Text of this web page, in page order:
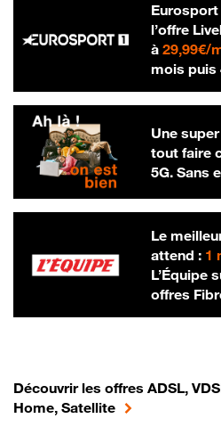
l’offre
à 29,99€/
mois puis
Une
tout faire
5G. Sans
Le
attend : 1
L’Équipe
offres
Découvrir les offres ADSL,
Home, Satellite